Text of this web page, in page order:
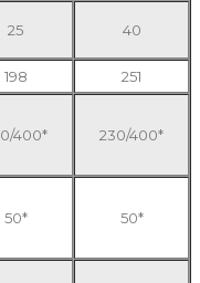
25 40
198
251
400* 230/400*
50* 50*